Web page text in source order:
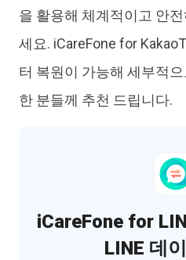
을 활용해 체계적이고 안
세요. iCareFone for
터 복원이 가능해 세부적
한 분들께 추천 드립니다.
iCareFone for
LINE 데